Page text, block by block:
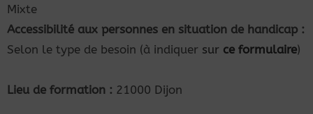
Mixte
Accessibilité aux personnes en situation de handicap :
Selon le type de besoin (à indiquer sur ce formulaire)
Lieu de formation : 21000 Dijon